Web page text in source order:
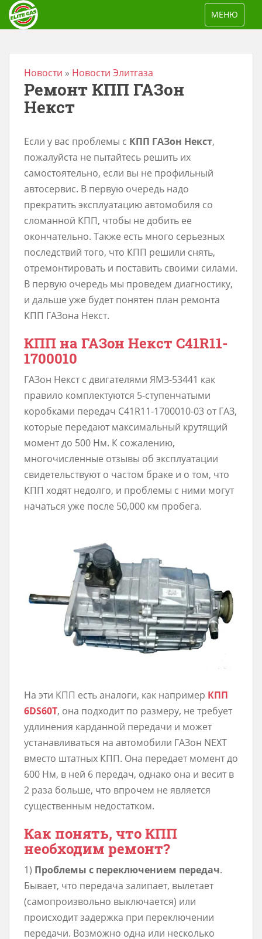
TOGGLE
МЕНЮ
Новости » Новости Элитгаза
Ремонт КПП ГАЗон
Некст
Если у вас проблемы с КПП ГАЗон Некст,
пожалуйста не пытайтесь решить их
самостоятельно, если вы не профильный
автосервис. В первую очередь надо
прекратить эксплуатацию автомобиля со
сломанной КПП, чтобы не добить ее
окончательно. Также есть много серьезных
последствий того, что КПП решили снять,
отремонтировать и поставить своими силами.
В первую очередь мы проведем диагностику,
и дальше уже будет понятен план ремонта
КПП ГАЗона Некст.
КПП на ГАЗон Некст C41R11-
1700010
ГАЗон Некст c двигателями ЯМЗ-53441 как
правило комплектуются 5-ступенчатыми
коробками передач С41R11-1700010-03 от ГАЗ,
которые передают максимальный крутящий
момент до 500 Нм. К сожалению,
многочисленные отзывы об эксплуатации
свидетельствуют о частом браке и о том, что
КПП ходят недолго, и проблемы с ними могут
начаться уже после 50,000 км пробега.
На эти КПП есть аналоги, как например КПП
6DS60T, она подходит по размеру, не требует
удлинения карданной передачи и может
устанавливаться на автомобили ГАЗон NEXT
вместо штатных КПП. Она передает момент до
600 Нм, в ней 6 передач, однако она и весит в
2 раза больше, что впрочем не является
существенным недостатком.
Как понять, что КПП
необходим ремонт?
1) Проблемы с переключением передач.
Бывает, что передача залипает, вылетает
(самопроизвольно выключается) или
происходит задержка при переключении
передачи. Возможно одна или несколько